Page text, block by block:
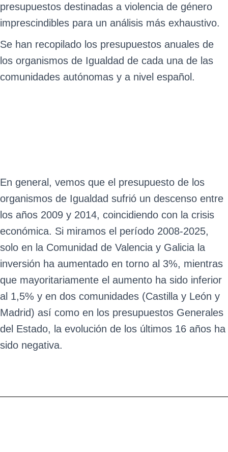
presupuestos destinadas a violencia de género
imprescindibles para un análisis más exhaustivo.
Se han recopilado los presupuestos anuales de
los organismos de Igualdad de cada una de las
comunidades autónomas y a nivel español.
En general, vemos que el presupuesto de los
organismos de Igualdad sufrió un descenso entre
los años 2009 y 2014, coincidiendo con la crisis
económica. Si miramos el período 2008-2025,
solo en la Comunidad de Valencia y Galicia la
inversión ha aumentado en torno al 3%, mientras
que mayoritariamente el aumento ha sido inferior
al 1,5% y en dos comunidades (Castilla y León y
Madrid) así como en los presupuestos Generales
del Estado, la evolución de los últimos 16 años ha
sido negativa.